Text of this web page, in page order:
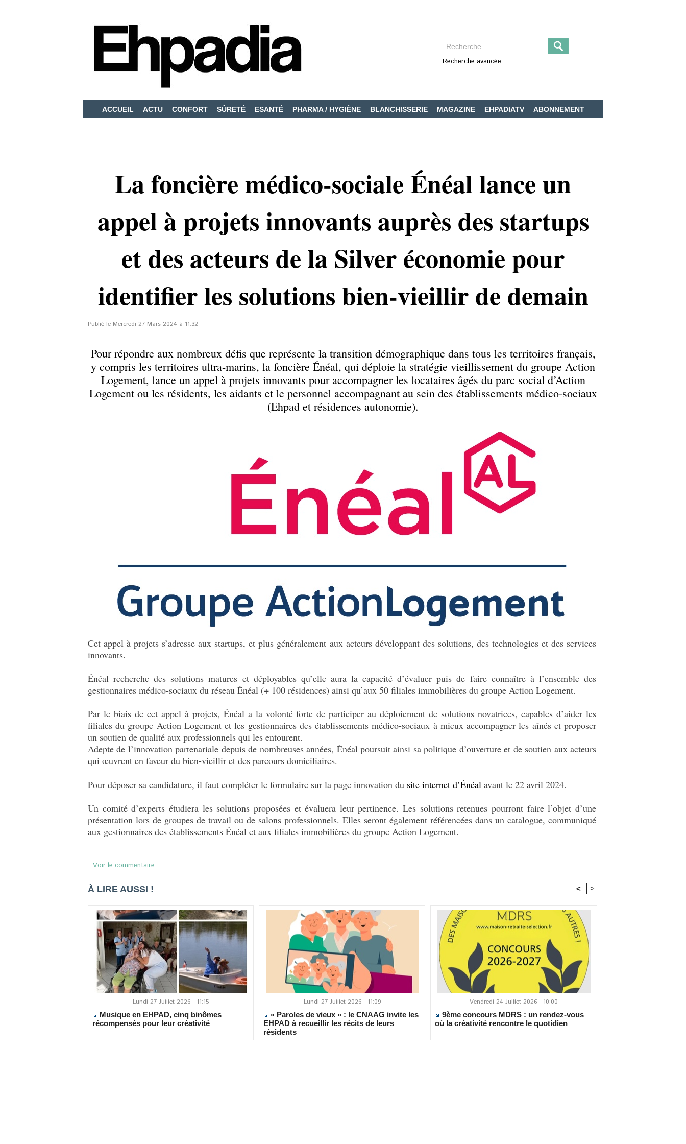
Recherche avancée
ACCUEIL ACTU CONFORT SÛRETÉ ESANTÉ PHARMA / HYGIÈNE BLANCHISSERIE MAGAZINE EHPADIATV ABONNEMENT
La foncière médico-sociale Énéal lance un
appel à projets innovants auprès des startups
et des acteurs de la Silver économie pour
identifier les solutions bien-vieillir de demain
Publié le Mercredi 27 Mars 2024 à 11:32
Pour répondre aux nombreux défis que représente la transition démographique dans tous les territoires français,
y compris les territoires ultra-marins, la foncière Énéal, qui déploie la stratégie vieillissement du groupe Action
Logement, lance un appel à projets innovants pour accompagner les locataires âgés du parc social d’Action
Logement ou les résidents, les aidants et le personnel accompagnant au sein des établissements médico-sociaux
(Ehpad et résidences autonomie).
Cet appel à projets s’adresse aux startups, et plus généralement aux acteurs développant des solutions, des technologies et des services
innovants.
Énéal recherche des solutions matures et déployables qu’elle aura la capacité d’évaluer puis de faire connaître à l’ensemble des
gestionnaires médico-sociaux du réseau Énéal (+ 100 résidences) ainsi qu’aux 50 filiales immobilières du groupe Action Logement.
Par le biais de cet appel à projets, Énéal a la volonté forte de participer au déploiement de solutions novatrices, capables d’aider les
filiales du groupe Action Logement et les gestionnaires des établissements médico-sociaux à mieux accompagner les aînés et proposer
un soutien de qualité aux professionnels qui les entourent.
Adepte de l’innovation partenariale depuis de nombreuses années, Énéal poursuit ainsi sa politique d’ouverture et de soutien aux acteurs
qui œuvrent en faveur du bien-vieillir et des parcours domiciliaires.
Pour déposer sa candidature, il faut compléter le formulaire sur la page innovation du site internet d’Énéal avant le 22 avril 2024.
Un comité d’experts étudiera les solutions proposées et évaluera leur pertinence. Les solutions retenues pourront faire l’objet d’une
présentation lors de groupes de travail ou de salons professionnels. Elles seront également référencées dans un catalogue, communiqué
aux gestionnaires des établissements Énéal et aux filiales immobilières du groupe Action Logement.
Voir le commentaire
À LIRE AUSSI ! < >
Lundi 27 Juillet 2026 - 11:15
Musique en EHPAD, cinq binômes
récompensés pour leur créativité
Lundi 27 Juillet 2026 - 11:09
« Paroles de vieux » : le CNAAG invite les
EHPAD à recueillir les récits de leurs
résidents
Vendredi 24 Juillet 2026 - 10:00
9ème concours MDRS : un rendez-vous
où la créativité rencontre le quotidien